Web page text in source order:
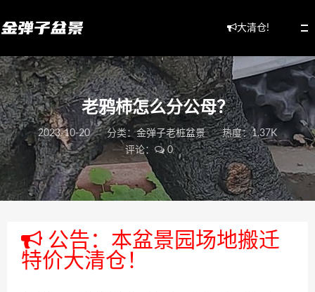
大清仓!
老鸦柿怎么分公母？
2023-10-20 分类：金弹子老桩盆景
热度：1.37K
评论：
0
公告：本盆景园场地搬迁
特价大清仓！